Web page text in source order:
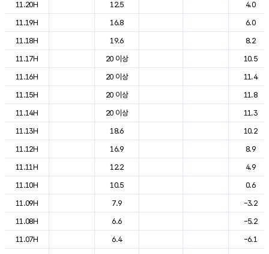
11.20H
12.5
4.0
11.19H
16.8
6.0
11.18H
19.6
8.2
11.17H
20 이상
10.5
11.16H
20 이상
11.4
11.15H
20 이상
11.8
11.14H
20 이상
11.3
11.13H
18.6
10.2
11.12H
16.9
8.9
11.11H
12.2
4.9
11.10H
10.5
0.6
11.09H
7.9
-3.2
11.08H
6.6
-5.2
11.07H
6.4
-6.1